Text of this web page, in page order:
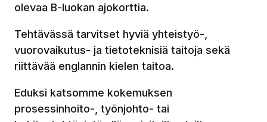
olevaa B-luokan ajokorttia.
Tehtävässä tarvitset hyviä yhteistyö-,
vuorovaikutus- ja tietoteknisiä taitoja sekä
riittävää englannin kielen taitoa.
Eduksi katsomme kokemuksen
prosessinhoito-, työnjohto- tai